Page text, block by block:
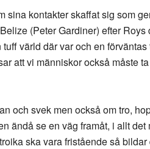
sina kontakter skaffat sig som
(Peter Gardiner) efter Roys
värld där var och en
att vi människor också måste
och svek men också om tro,
ändå se en väg framåt, i allt det
ska vara fristående så